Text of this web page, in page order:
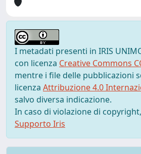
I metadati presenti in IRIS
con licenza Creative Commons
mentre i file delle pubblicazioni
licenza Attribuzione 4.0
salvo diversa indicazione.
In caso di violazione di
Supporto Iris